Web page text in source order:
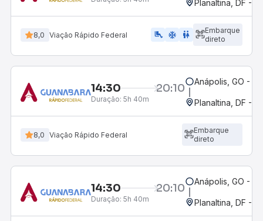
Planaltina, DF -
8,0 Viação Rápido Federal airline_seat_legroom_extra ac_unit wc
Embarque
direto
14:30 20:10
Duração: 5h 40m
Anápolis, GO -
Planaltina, DF -
8,0 Viação Rápido Federal
Embarque
direto
14:30 20:10
Duração: 5h 40m
Anápolis, GO -
Planaltina, DF -